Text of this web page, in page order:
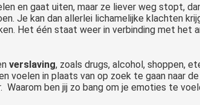
en gaat uiten, maar ze liever weg stopt,
Je kan dan allerlei lichamelijke klachten
Het één staat weer in verbinding met het
verslaving, zoals drugs, alcohol, shoppen,
voelen in plaats van op zoek te gaan naar
Waarom ben jij zo bang om je emoties te